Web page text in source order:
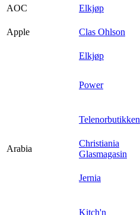
AOC
Elkjøp
Apple
Clas Ohlson
Elkjøp
Power
Telenorbutikken
Arabia
Christiania
Glasmagasin
Jernia
Kitch'n